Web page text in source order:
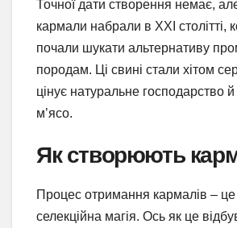
Точної дати створення немає,
кармали набрали в XXI столітті,
почали шукати альтернативу
породам. Ці свині стали хітом
цінує натуральне господарство й
м’ясо.
Як створюють
Процес отримання кармалів –
селекційна магія. Ось як це